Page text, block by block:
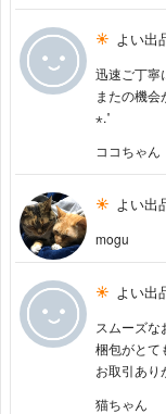
よい出
迅速ご丁寧
またの機
⋆.˚
ココちゃん
よい出
mogu
よい出
スムーズな
梱包がとて
お取引あり
猫ちゃん